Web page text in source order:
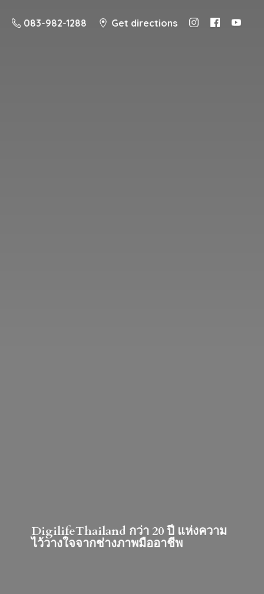
083-982-1288 Get directions
DigilifeThailand กว่า 20 ปี แห่งความ
ไว้วางใจจากช่างภาพมืออาชีพ